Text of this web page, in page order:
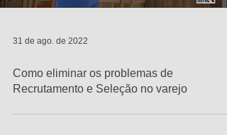
31 de ago. de 2022
Como eliminar os problemas de
Recrutamento e Seleção no varejo